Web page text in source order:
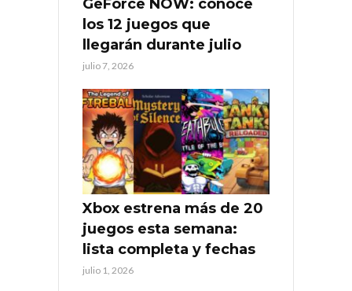
GeForce NOW: conoce
los 12 juegos que
llegarán durante julio
julio 7, 2026
Xbox estrena más de 20
juegos esta semana:
lista completa y fechas
julio 1, 2026